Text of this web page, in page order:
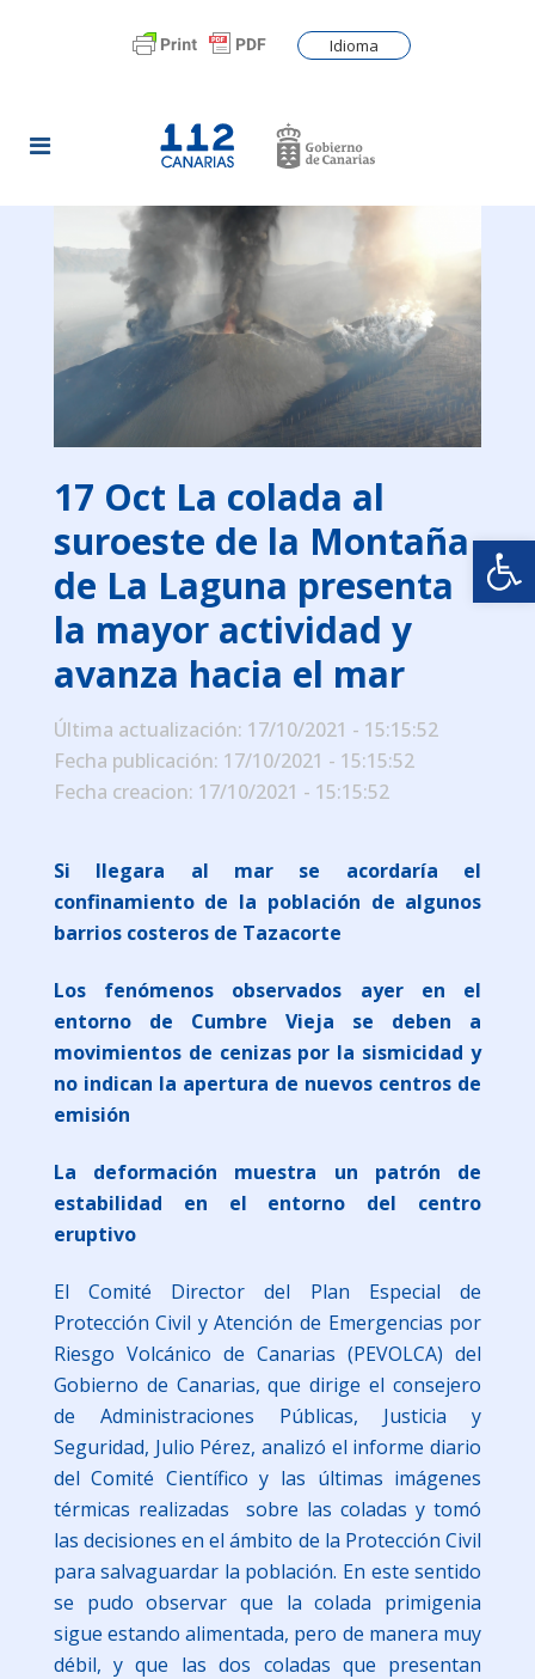
Idioma
17 Oct La colada al
suroeste de la Montaña
de La Laguna presenta
la mayor actividad y
avanza hacia el mar
Última actualización: 17/10/2021 - 15:15:52
Fecha publicación: 17/10/2021 - 15:15:52
Fecha creacion: 17/10/2021 - 15:15:52
Si llegara al mar se acordaría el
confinamiento de la población de algunos
barrios costeros de Tazacorte
Los fenómenos observados ayer en el
entorno de Cumbre Vieja se deben a
movimientos de cenizas por la sismicidad y
no indican la apertura de nuevos centros de
emisión
La deformación muestra un patrón de
estabilidad en el entorno del centro
eruptivo
El Comité Director del Plan Especial de
Protección Civil y Atención de Emergencias por
Riesgo Volcánico de Canarias (PEVOLCA) del
Gobierno de Canarias, que dirige el consejero
de Administraciones Públicas, Justicia y
Seguridad, Julio Pérez, analizó el informe diario
del Comité Científico y las últimas imágenes
térmicas realizadas sobre las coladas y tomó
las decisiones en el ámbito de la Protección Civil
para salvaguardar la población. En este sentido
se pudo observar que la colada primigenia
sigue estando alimentada, pero de manera muy
débil, y que las dos coladas que presentan